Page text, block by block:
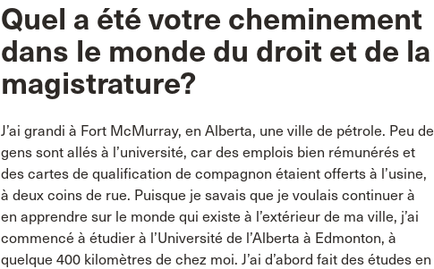
Quel a été votre cheminement
dans le monde du droit et de la
magistrature?
J’ai grandi à Fort McMurray, en Alberta, une ville de pétrole. Peu de
gens sont allés à l’université, car des emplois bien rémunérés et
des cartes de qualification de compagnon étaient offerts à l’usine,
à deux coins de rue. Puisque je savais que je voulais continuer à
en apprendre sur le monde qui existe à l’extérieur de ma ville, j’ai
commencé à étudier à l’Université de l’Alberta à Edmonton, à
quelque 400 kilomètres de chez moi. J’ai d’abord fait des études en